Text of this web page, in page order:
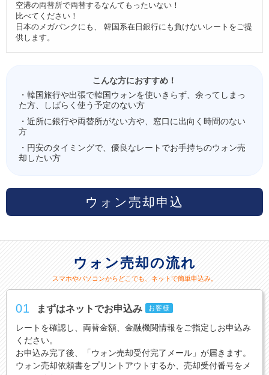
空港の両替所で両替するなんてもったいない！
比べてください！
日本のメガバンクにも、 韓国系在日銀行にも負けないレートをご提
供します。
こんな方におすすめ！
・韓国旅行や出張で韓国ウォンを使いきらず、余ってしまっ
た方、しばらく使う予定のない方
・近所に銀行や両替所がない方や、窓口に出向く時間のない
方
・円安のタイミングで、優良なレートでお手持ちのウォン売
却したい方
ウォン売却申込
ウォン売却の流れ
スマホやパソコンからどこでも、ネットで簡単申込み。
01 まずはネットでお申込み お客様
レートを確認し、両替金額、金融機関情報をご指定しお申込み
ください。
お申込み完了後、「ウォン売却受付完了メール」が届きます。
ウォン売却依頼書をプリントアウトするか、売却受付番号をメ